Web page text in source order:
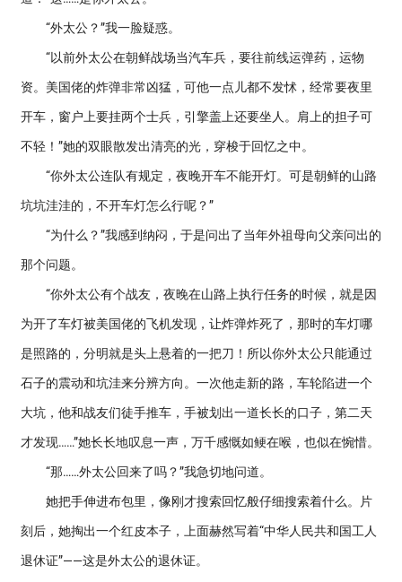
“外太公？”我一脸疑惑。
“以前外太公在朝鲜战场当汽车兵，要往前线运弹药，运物
资。美国佬的炸弹非常凶猛，可他一点儿都不发怵，经常要夜里
开车，窗户上要挂两个士兵，引擎盖上还要坐人。肩上的担子可
不轻！”她的双眼散发出清亮的光，穿梭于回忆之中。
“你外太公连队有规定，夜晚开车不能开灯。可是朝鲜的山路
坑坑洼洼的，不开车灯怎么行呢？”
“为什么？”我感到纳闷，于是问出了当年外祖母向父亲问出的
那个问题。
“你外太公有个战友，夜晚在山路上执行任务的时候，就是因
为开了车灯被美国佬的飞机发现，让炸弹炸死了，那时的车灯哪
是照路的，分明就是头上悬着的一把刀！所以你外太公只能通过
石子的震动和坑洼来分辨方向。一次他走新的路，车轮陷进一个
大坑，他和战友们徒手推车，手被划出一道长长的口子，第二天
才发现……”她长长地叹息一声，万千感慨如鲠在喉，也似在惋惜。
“那……外太公回来了吗？”我急切地问道。
她把手伸进布包里，像刚才搜索回忆般仔细搜索着什么。片
刻后，她掏出一个红皮本子，上面赫然写着“中华人民共和国工人
退休证”——这是外太公的退休证。